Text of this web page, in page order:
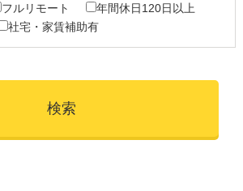
フルリモート
年間休日120日以上
社宅・家賃補助有